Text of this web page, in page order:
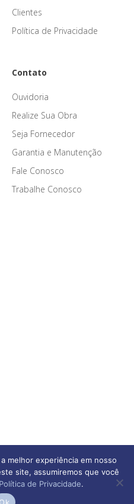
Clientes
Política de Privacidade
Contato
Ouvidoria
Realize Sua Obra
Seja Fornecedor
Garantia e Manutenção
Fale Conosco
Trabalhe Conosco
Todos os direitos reservados
melhor experiência em nosso
site, assumiremos que você
Política de Privacidade.
Ok